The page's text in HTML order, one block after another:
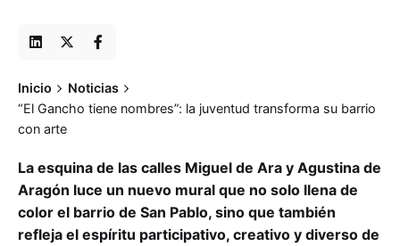
Inicio
Noticias
“El Gancho tiene nombres”: la juventud transforma su barrio
con arte
La esquina de las calles Miguel de Ara y Agustina de
Aragón luce un nuevo mural que no solo llena de
color el barrio de San Pablo, sino que también
refleja el espíritu participativo, creativo y diverso de